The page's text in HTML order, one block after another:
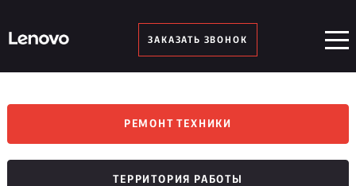
ЗАКАЗАТЬ ЗВОНОК
РЕМОНТ ТЕХНИКИ
ТЕРРИТОРИЯ РАБОТЫ